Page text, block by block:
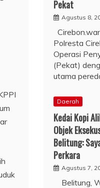
Pekat
Agustus 8,
Polresta
Operasi
(Pekat)
utama
Daerah
Kedai Kopi
Objek
Belitung:
Perkara
Agustus 7,
Belitung,